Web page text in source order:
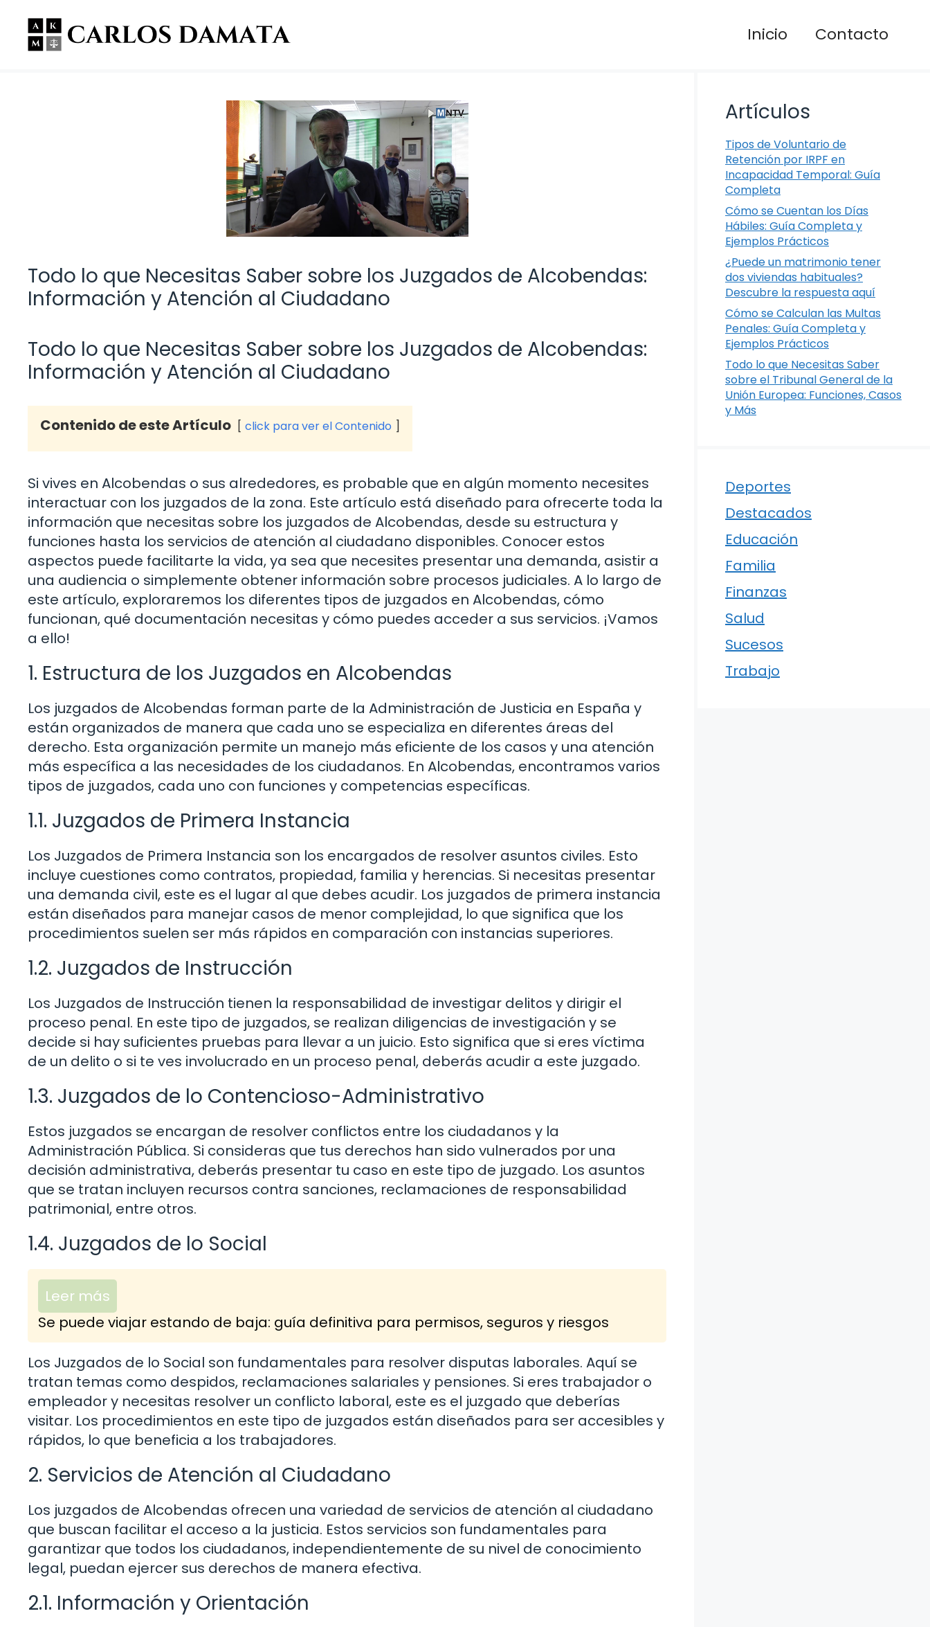
contenido
Inicio Contacto
Todo lo que Necesitas Saber sobre los Juzgados de Alcobendas:
Información y Atención al Ciudadano
Todo lo que Necesitas Saber sobre los Juzgados de Alcobendas:
Información y Atención al Ciudadano
Contenido de este Artículo click para ver el Contenido
Si vives en Alcobendas o sus alrededores, es probable que en algún momento necesites
interactuar con los juzgados de la zona. Este artículo está diseñado para ofrecerte toda la
información que necesitas sobre los juzgados de Alcobendas, desde su estructura y
funciones hasta los servicios de atención al ciudadano disponibles. Conocer estos
aspectos puede facilitarte la vida, ya sea que necesites presentar una demanda, asistir a
una audiencia o simplemente obtener información sobre procesos judiciales. A lo largo de
este artículo, exploraremos los diferentes tipos de juzgados en Alcobendas, cómo
funcionan, qué documentación necesitas y cómo puedes acceder a sus servicios. ¡Vamos
a ello!
1. Estructura de los Juzgados en Alcobendas
Los juzgados de Alcobendas forman parte de la Administración de Justicia en España y
están organizados de manera que cada uno se especializa en diferentes áreas del
derecho. Esta organización permite un manejo más eficiente de los casos y una atención
más específica a las necesidades de los ciudadanos. En Alcobendas, encontramos varios
tipos de juzgados, cada uno con funciones y competencias específicas.
1.1. Juzgados de Primera Instancia
Los Juzgados de Primera Instancia son los encargados de resolver asuntos civiles. Esto
incluye cuestiones como contratos, propiedad, familia y herencias. Si necesitas presentar
una demanda civil, este es el lugar al que debes acudir. Los juzgados de primera instancia
están diseñados para manejar casos de menor complejidad, lo que significa que los
procedimientos suelen ser más rápidos en comparación con instancias superiores.
1.2. Juzgados de Instrucción
Los Juzgados de Instrucción tienen la responsabilidad de investigar delitos y dirigir el
proceso penal. En este tipo de juzgados, se realizan diligencias de investigación y se
decide si hay suficientes pruebas para llevar a un juicio. Esto significa que si eres víctima
de un delito o si te ves involucrado en un proceso penal, deberás acudir a este juzgado.
1.3. Juzgados de lo Contencioso-Administrativo
Estos juzgados se encargan de resolver conflictos entre los ciudadanos y la
Administración Pública. Si consideras que tus derechos han sido vulnerados por una
decisión administrativa, deberás presentar tu caso en este tipo de juzgado. Los asuntos
que se tratan incluyen recursos contra sanciones, reclamaciones de responsabilidad
patrimonial, entre otros.
1.4. Juzgados de lo Social
Leer más
Se puede viajar estando de baja: guía definitiva para permisos, seguros y riesgos
Los Juzgados de lo Social son fundamentales para resolver disputas laborales. Aquí se
tratan temas como despidos, reclamaciones salariales y pensiones. Si eres trabajador o
empleador y necesitas resolver un conflicto laboral, este es el juzgado que deberías
visitar. Los procedimientos en este tipo de juzgados están diseñados para ser accesibles y
rápidos, lo que beneficia a los trabajadores.
2. Servicios de Atención al Ciudadano
Los juzgados de Alcobendas ofrecen una variedad de servicios de atención al ciudadano
que buscan facilitar el acceso a la justicia. Estos servicios son fundamentales para
garantizar que todos los ciudadanos, independientemente de su nivel de conocimiento
legal, puedan ejercer sus derechos de manera efectiva.
2.1. Información y Orientación
Artículos
Tipos de Voluntario de
Retención por IRPF en
Incapacidad Temporal: Guía
Completa
Cómo se Cuentan los Días
Hábiles: Guía Completa y
Ejemplos Prácticos
¿Puede un matrimonio tener
dos viviendas habituales?
Descubre la respuesta aquí
Cómo se Calculan las Multas
Penales: Guía Completa y
Ejemplos Prácticos
Todo lo que Necesitas Saber
sobre el Tribunal General de la
Unión Europea: Funciones, Casos
y Más
Deportes
Destacados
Educación
Familia
Finanzas
Salud
Sucesos
Trabajo